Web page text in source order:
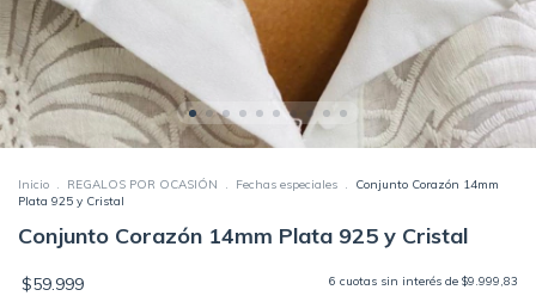
Inicio . REGALOS POR OCASIÓN . Fechas especiales .
Conjunto Corazón 14mm
Plata 925 y Cristal
Conjunto Corazón 14mm Plata 925 y Cristal
$59.999 6 cuotas sin interés de $9.999,83